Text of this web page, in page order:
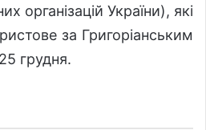
організацій України), які
за Григоріанським
грудня.